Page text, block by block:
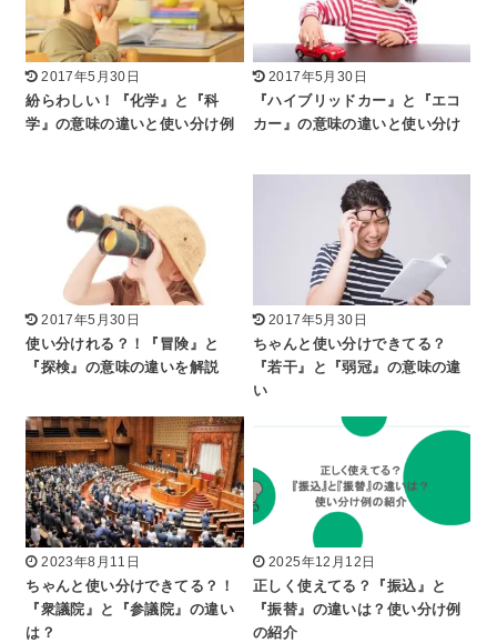
2017年5月30日
紛らわしい！『化学』と『科
学』の意味の違いと使い分け例
2017年5月30日
『ハイブリッドカー』と『エコ
カー』の意味の違いと使い分け
2017年5月30日
使い分けれる？！『冒険』と
『探検』の意味の違いを解説
2017年5月30日
ちゃんと使い分けできてる？
『若干』と『弱冠』の意味の違
い
2023年8月11日
ちゃんと使い分けできてる？！
『衆議院』と『参議院』の違い
は？
2025年12月12日
正しく使えてる？『振込』と
『振替』の違いは？使い分け例
の紹介